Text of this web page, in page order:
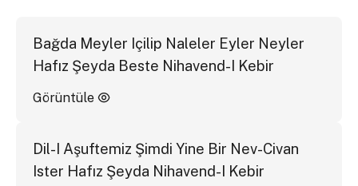
Bağda Meyler Içilip Naleler Eyler Neyler
Hafız Şeyda Beste Nihavend-I Kebir
Görüntüle
Dil-I Aşuftemiz Şimdi Yine Bir Nev-Civan
Ister Hafız Şeyda Nihavend-I Kebir